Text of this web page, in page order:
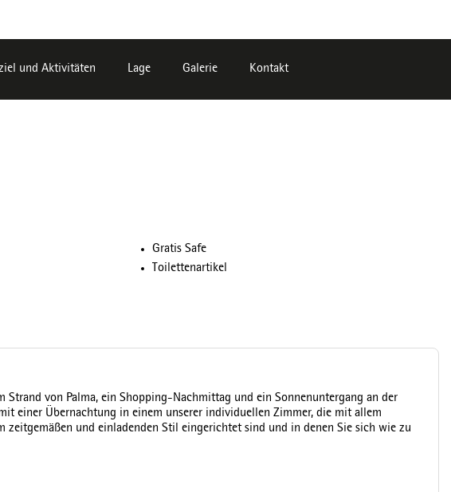
und Aktivitäten Lage Galerie Kontakt
Gratis Safe
Toilettenartikel
Strand von Palma, ein Shopping-Nachmittag und ein Sonnenuntergang an der
einer Übernachtung in einem unserer individuellen Zimmer, die mit allem
zeitgemäßen und einladenden Stil eingerichtet sind und in denen Sie sich wie zu